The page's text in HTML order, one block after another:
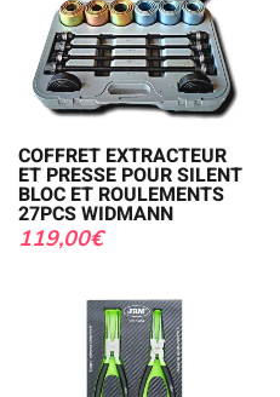
COFFRET EXTRACTEUR
ET PRESSE POUR SILENT
BLOC ET ROULEMENTS
27PCS WIDMANN
119,00€